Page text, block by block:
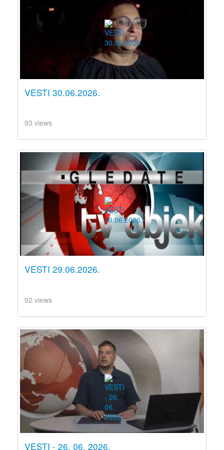
VESTI 30.06.2026.
93 views
VESTI 29.06.2026.
92 views
VESTI - 26. 06. 2026.